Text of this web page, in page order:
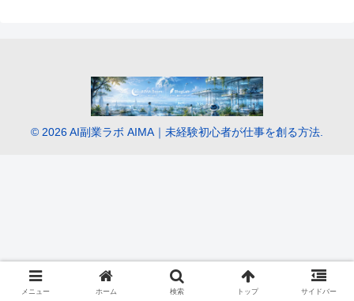
© 2026 AI副業ラボ AIMA｜未経験初心者が仕事を創る方法.
メニュー ホーム 検索 トップ サイドバー